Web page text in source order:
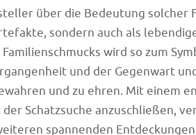
über die Bedeutung solcher
sondern auch als
wird so zum
und der Gegenwart
und zu ehren. Mit einem
Schatzsuche anzuschließen,
spannenden